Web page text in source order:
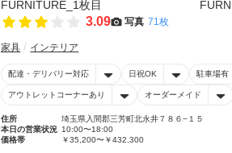
3.09 写真 71枚
家具 インテリア
配達・デリバリー対応 日祝OK 駐車場有
アウトレットコーナーあり オーダーメイド
住所
埼玉県入間郡三芳町北永井７８６−１５
本日の営業状況 10:00〜18:00
価格帯
￥35,200〜￥432,300